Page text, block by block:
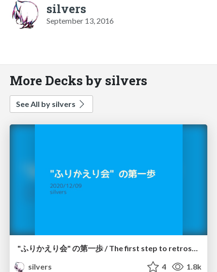
silvers
September 13, 2016
More Decks by silvers
See All by silvers
"ふりかえり会" の第一歩 / The first step to retrospective.
silvers
4 1.8k